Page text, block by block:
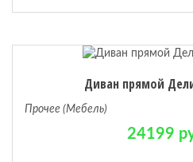
Диван прямой Дели
Прочее (Мебель)
24199